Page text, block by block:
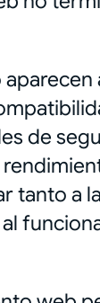
de
tanto a